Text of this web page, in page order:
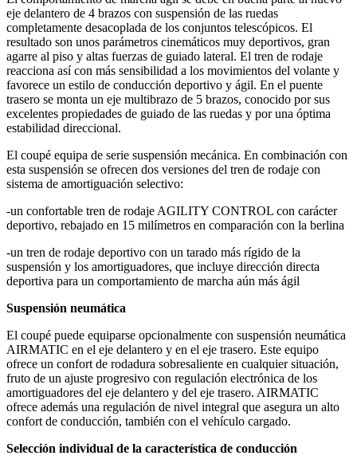
eje delantero de 4 brazos con suspensión de las ruedas
completamente desacoplada de los conjuntos telescópicos. El
resultado son unos parámetros cinemáticos muy deportivos, gran
agarre al piso y altas fuerzas de guiado lateral. El tren de rodaje
reacciona así con más sensibilidad a los movimientos del volante y
favorece un estilo de conducción deportivo y ágil. En el puente
trasero se monta un eje multibrazo de 5 brazos, conocido por sus
excelentes propiedades de guiado de las ruedas y por una óptima
estabilidad direccional.
El coupé equipa de serie suspensión mecánica. En combinación con
esta suspensión se ofrecen dos versiones del tren de rodaje con
sistema de amortiguación selectivo:
-un confortable tren de rodaje AGILITY CONTROL con carácter
deportivo, rebajado en 15 milímetros en comparación con la berlina
-un tren de rodaje deportivo con un tarado más rígido de la
suspensión y los amortiguadores, que incluye dirección directa
deportiva para un comportamiento de marcha aún más ágil
Suspensión neumática
El coupé puede equiparse opcionalmente con suspensión neumática
AIRMATIC en el eje delantero y en el eje trasero. Este equipo
ofrece un confort de rodadura sobresaliente en cualquier situación,
fruto de un ajuste progresivo con regulación electrónica de los
amortiguadores del eje delantero y del eje trasero. AIRMATIC
ofrece además una regulación de nivel integral que asegura un alto
confort de conducción, también con el vehículo cargado.
Selección individual de la característica de conducción